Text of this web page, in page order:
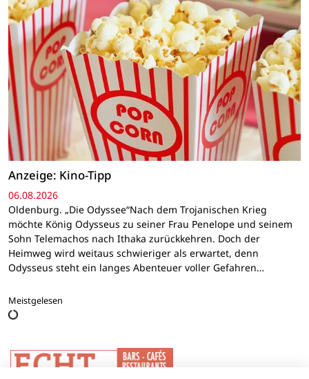
Anzeige: Kino-Tipp
06.08.2026
Oldenburg. „Die Odyssee“Nach dem Trojanischen Krieg
möchte König Odysseus zu seiner Frau Penelope und seinem
Sohn Telemachos nach Ithaka zurückkehren. Doch der
Heimweg wird weitaus schwieriger als erwartet, denn
Odysseus steht ein langes Abenteuer voller Gefahren…
Meistgelesen